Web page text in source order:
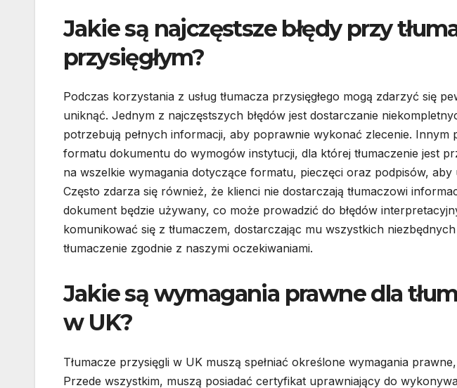
Jakie są najczęstsze błędy przy
przysięgłym?
Podczas korzystania z usług tłumacza przysięgłego mogą zdarzyć się
uniknąć. Jednym z najczęstszych błędów jest dostarczanie
potrzebują pełnych informacji, aby poprawnie wykonać zlecenie. Innym
formatu dokumentu do wymogów instytucji, dla której tłumaczenie jest
na wszelkie wymagania dotyczące formatu, pieczęci oraz podpisów,
Często zdarza się również, że klienci nie dostarczają tłumaczowi
dokument będzie używany, co może prowadzić do błędów
komunikować się z tłumaczem, dostarczając mu wszystkich
tłumaczenie zgodnie z naszymi oczekiwaniami.
Jakie są wymagania prawne dla
w UK?
Tłumacze przysięgli w UK muszą spełniać określone wymagania
Przede wszystkim, muszą posiadać certyfikat uprawniający do